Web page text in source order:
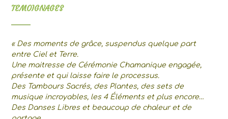
TEMOIGNAGES
« Des moments de grâce, suspendus quelque part
entre Ciel et Terre.
Une maitresse de Cérémonie Chamanique engagée,
présente et qui laisse faire le processus.
Des Tambours Sacrés, des Plantes, des sets de
musique incroyables, les 4 Éléments et plus encore…
Des Danses Libres et beaucoup de chaleur et de